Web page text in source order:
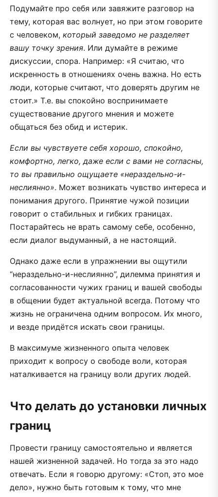
Подумайте про себя или завяжите разговор на
тему, которая вас волнует, но при этом говорите
с человеком, который заведомо не разделяет
вашу точку зрения. Или думайте в режиме
дискуссии, спора. Например: «Я считаю, что
искренность в отношениях очень важна. Но есть
люди, которые считают, что доверять другим не
стоит.» Т.е. вы спокойно воспринимаете
существование другого мнения и можете
общаться без обид и истерик.
Если вы чувствуете себя хорошо, спокойно,
комфортно, легко, даже если с вами не согласны,
то вы правильно ощущаете «нераздельно-и-
неслиянно». Может возникать чувство интереса и
понимания другого. Принятие чужой позиции
говорит о стабильных и гибких границах.
Постарайтесь не врать самому себе, особенно,
если диалог выдуманный, а не настоящий.
Однако даже если в упражнении вы ощутили
“нераздельно-и-неслиянно”, дилемма принятия и
согласованности чужих границ и вашей свободы
в общении будет актуальной всегда. Потому что
жизнь не ограничена одним вопросом. Их много,
и везде придётся искать свои границы.
В максимуме жизненного опыта человек
приходит к вопросу о свободе воли, которая
наталкивается на границу воли других людей.
Что делать до установки личных
границ
Провести границу самостоятельно и является
нашей жизненной задачей. Но тогда за это надо
отвечать. Если я говорю другому: «Стоп, это мое
дело», нужно быть готовым к тому, что мне